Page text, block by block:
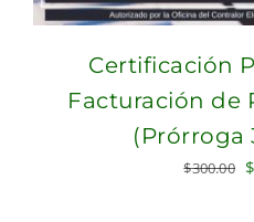
Certificación
Facturación de
(Prórroga
$300.00 $